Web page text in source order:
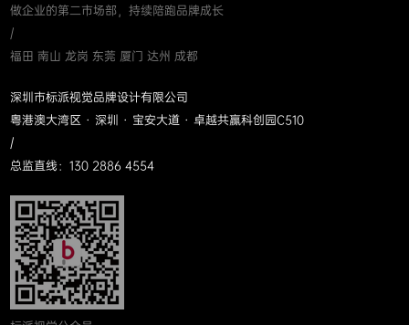
做企业的第二市场部，持续陪跑品牌成长
/
福田 南山 龙岗 东莞 厦门 达州 成都
深圳市标派视觉品牌设计有限公司
粤港澳大湾区 · 深圳 · 宝安大道 · 卓越共赢科创园C510
/
总监直线：130 2886 4554